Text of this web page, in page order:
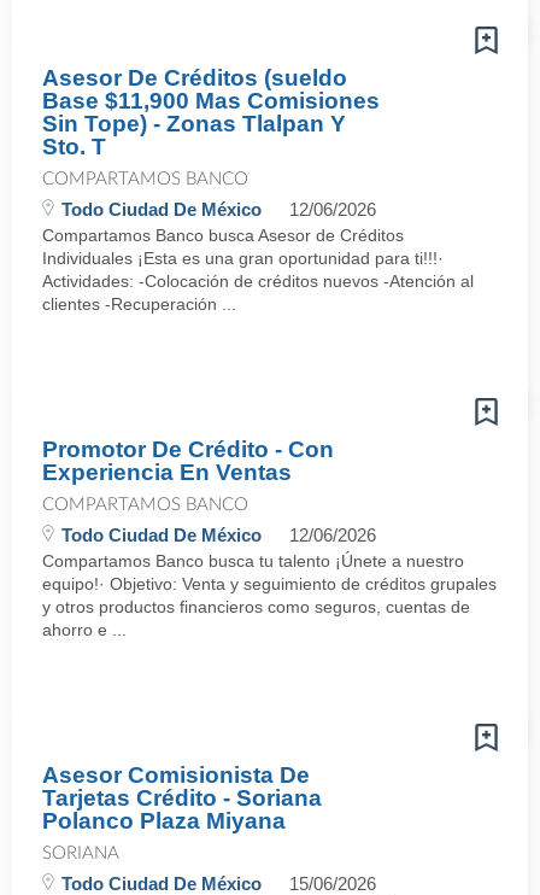
Asesor De Créditos (sueldo
Base $11,900 Mas Comisiones
Sin Tope) - Zonas Tlalpan Y
Sto. T
COMPARTAMOS BANCO
Todo Ciudad De México 12/06/2026
Compartamos Banco busca Asesor de Créditos
Individuales ¡Esta es una gran oportunidad para ti!!!·
Actividades: -Colocación de créditos nuevos -Atención al
clientes -Recuperación ...
Promotor De Crédito - Con
Experiencia En Ventas
COMPARTAMOS BANCO
Todo Ciudad De México 12/06/2026
Compartamos Banco busca tu talento ¡Únete a nuestro
equipo!· Objetivo: Venta y seguimiento de créditos grupales
y otros productos financieros como seguros, cuentas de
ahorro e ...
Asesor Comisionista De
Tarjetas Crédito - Soriana
Polanco Plaza Miyana
SORIANA
Todo Ciudad De México 15/06/2026